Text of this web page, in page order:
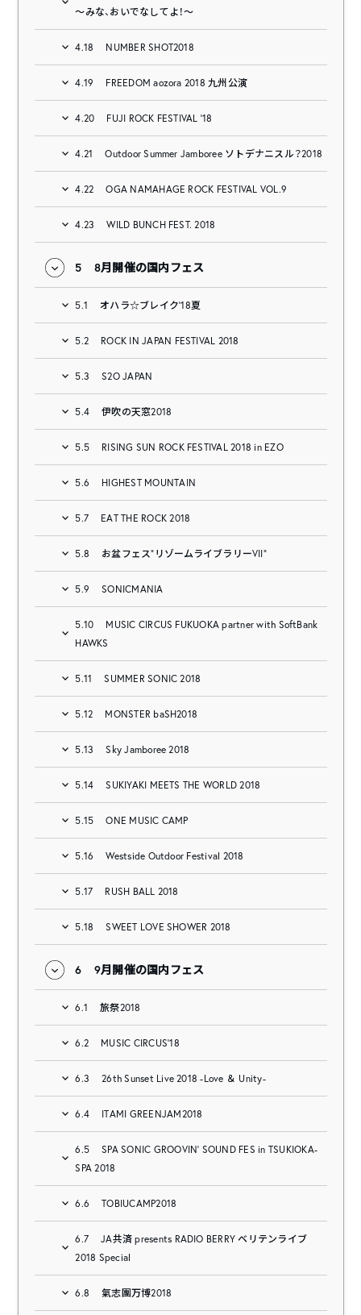
～みな、おいでなしてよ！～
4.18 NUMBER SHOT2018
4.19 FREEDOM aozora 2018 九州公演
4.20 FUJI ROCK FESTIVAL ’18
4.21 Outdoor Summer Jamboree ソトデナニスル？2018
4.22 OGA NAMAHAGE ROCK FESTIVAL VOL.9
4.23 WILD BUNCH FEST. 2018
5 8月開催の国内フェス
5.1 オハラ☆ブレイク’18夏
5.2 ROCK IN JAPAN FESTIVAL 2018
5.3 S2O JAPAN
5.4 伊吹の天窓2018
5.5 RISING SUN ROCK FESTIVAL 2018 in EZO
5.6 HIGHEST MOUNTAIN
5.7 EAT THE ROCK 2018
5.8 お盆フェス“リゾームライブラリーVII”
5.9 SONICMANIA
5.10
MUSIC CIRCUS FUKUOKA partner with SoftBank
HAWKS
5.11 SUMMER SONIC 2018
5.12 MONSTER baSH2018
5.13 Sky Jamboree 2018
5.14 SUKIYAKI MEETS THE WORLD 2018
5.15 ONE MUSIC CAMP
5.16 Westside Outdoor Festival 2018
5.17 RUSH BALL 2018
5.18 SWEET LOVE SHOWER 2018
6 9月開催の国内フェス
6.1 旅祭2018
6.2 MUSIC CIRCUS’18
6.3 26th Sunset Live 2018 -Love ＆ Unity-
6.4 ITAMI GREENJAM2018
6.5
SPA SONIC GROOVIN’ SOUND FES in TSUKIOKA-
SPA 2018
6.6 TOBIUCAMP2018
6.7
JA共済 presents RADIO BERRY ベリテンライブ
2018 Special
6.8 氣志團万博2018